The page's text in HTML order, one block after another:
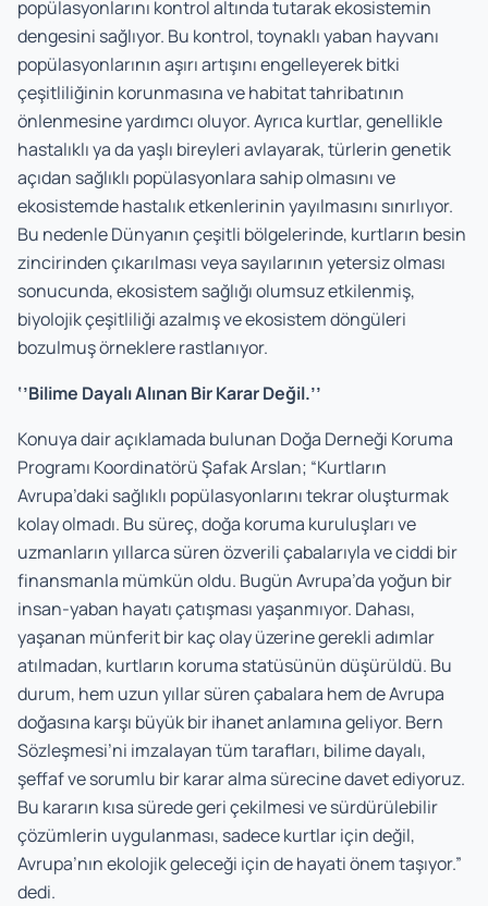
popülasyonlarını kontrol altında tutarak ekosistemin
dengesini sağlıyor. Bu kontrol, toynaklı yaban hayvanı
popülasyonlarının aşırı artışını engelleyerek bitki
çeşitliliğinin korunmasına ve habitat tahribatının
önlenmesine yardımcı oluyor. Ayrıca kurtlar, genellikle
hastalıklı ya da yaşlı bireyleri avlayarak, türlerin genetik
açıdan sağlıklı popülasyonlara sahip olmasını ve
ekosistemde hastalık etkenlerinin yayılmasını sınırlıyor.
Bu nedenle Dünyanın çeşitli bölgelerinde, kurtların besin
zincirinden çıkarılması veya sayılarının yetersiz olması
sonucunda, ekosistem sağlığı olumsuz etkilenmiş,
biyolojik çeşitliliği azalmış ve ekosistem döngüleri
bozulmuş örneklere rastlanıyor.
‘’Bilime Dayalı Alınan Bir Karar Değil.’’
Konuya dair açıklamada bulunan Doğa Derneği Koruma
Programı Koordinatörü Şafak Arslan; “Kurtların
Avrupa’daki sağlıklı popülasyonlarını tekrar oluşturmak
kolay olmadı. Bu süreç, doğa koruma kuruluşları ve
uzmanların yıllarca süren özverili çabalarıyla ve ciddi bir
finansmanla mümkün oldu. Bugün Avrupa’da yoğun bir
insan-yaban hayatı çatışması yaşanmıyor. Dahası,
yaşanan münferit bir kaç olay üzerine gerekli adımlar
atılmadan, kurtların koruma statüsünün düşürüldü. Bu
durum, hem uzun yıllar süren çabalara hem de Avrupa
doğasına karşı büyük bir ihanet anlamına geliyor. Bern
Sözleşmesi’ni imzalayan tüm tarafları, bilime dayalı,
şeffaf ve sorumlu bir karar alma sürecine davet ediyoruz.
Bu kararın kısa sürede geri çekilmesi ve sürdürülebilir
çözümlerin uygulanması, sadece kurtlar için değil,
Avrupa’nın ekolojik geleceği için de hayati önem taşıyor.”
dedi.